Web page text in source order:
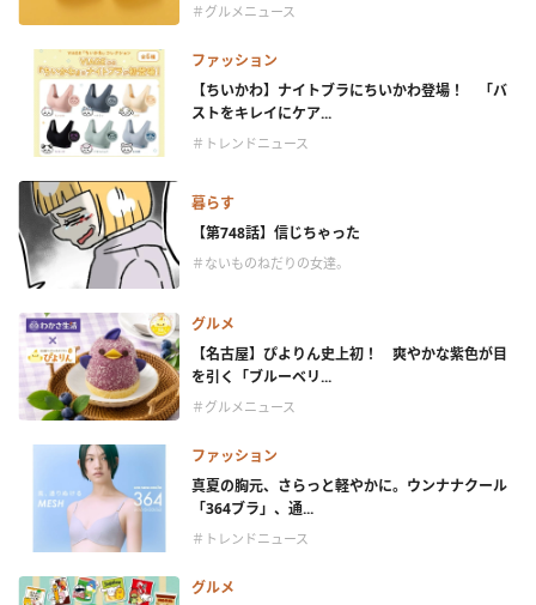
＃グルメニュース
ファッション
【ちいかわ】ナイトブラにちいかわ登場！ 「バ
ストをキレイにケア...
＃トレンドニュース
暮らす
【第748話】信じちゃった
＃ないものねだりの女達。
グルメ
【名古屋】ぴよりん史上初！ 爽やかな紫色が目
を引く「ブルーベリ...
＃グルメニュース
ファッション
真夏の胸元、さらっと軽やかに。ウンナナクール
「364ブラ」、通...
＃トレンドニュース
グルメ